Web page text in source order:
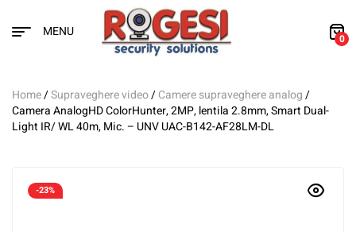
MENU 0
Home/Supraveghere video/Camere supraveghere analog/
Camera AnalogHD ColorHunter, 2MP, lentila 2.8mm, Smart Dual-
Light IR/ WL 40m, Mic. – UNV UAC-B142-AF28LM-DL
-23%